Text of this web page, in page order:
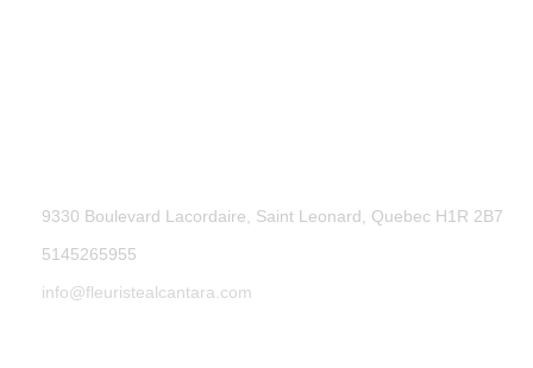
9330 Boulevard Lacordaire, Saint Leonard, Quebec H1R 2B7
5145265955
info@fleuristealcantara.com